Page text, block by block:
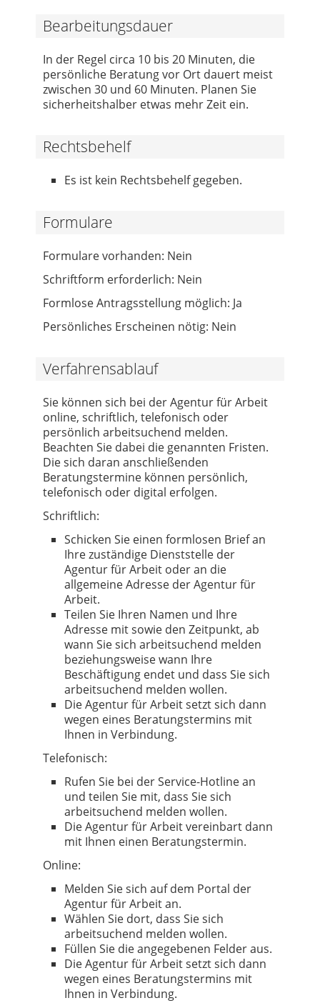
Bearbeitungsdauer
In der Regel circa 10 bis 20 Minuten, die
persönliche Beratung vor Ort dauert meist
zwischen 30 und 60 Minuten. Planen Sie
sicherheitshalber etwas mehr Zeit ein.
Rechtsbehelf
Es ist kein Rechtsbehelf gegeben.
Formulare
Formulare vorhanden: Nein
Schriftform erforderlich: Nein
Formlose Antragsstellung möglich: Ja
Persönliches Erscheinen nötig: Nein
Verfahrensablauf
Sie können sich bei der Agentur für Arbeit
online, schriftlich, telefonisch oder
persönlich arbeitsuchend melden.
Beachten Sie dabei die genannten Fristen.
Die sich daran anschließenden
Beratungstermine können persönlich,
telefonisch oder digital erfolgen.
Schriftlich:
Schicken Sie einen formlosen Brief an
Ihre zuständige Dienststelle der
Agentur für Arbeit oder an die
allgemeine Adresse der Agentur für
Arbeit.
Teilen Sie Ihren Namen und Ihre
Adresse mit sowie den Zeitpunkt, ab
wann Sie sich arbeitsuchend melden
beziehungsweise wann Ihre
Beschäftigung endet und dass Sie sich
arbeitsuchend melden wollen.
Die Agentur für Arbeit setzt sich dann
wegen eines Beratungstermins mit
Ihnen in Verbindung.
Telefonisch:
Rufen Sie bei der Service-Hotline an
und teilen Sie mit, dass Sie sich
arbeitsuchend melden wollen.
Die Agentur für Arbeit vereinbart dann
mit Ihnen einen Beratungstermin.
Online:
Melden Sie sich auf dem Portal der
Agentur für Arbeit an.
Wählen Sie dort, dass Sie sich
arbeitsuchend melden wollen.
Füllen Sie die angegebenen Felder aus.
Die Agentur für Arbeit setzt sich dann
wegen eines Beratungstermins mit
Ihnen in Verbindung.